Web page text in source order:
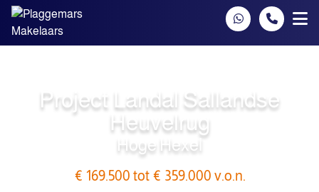
Spring naar inhoud
Project Landal Sallandse
Heuvelrug
Hoge Hexel
€ 169.500 tot € 359.000 v.o.n.